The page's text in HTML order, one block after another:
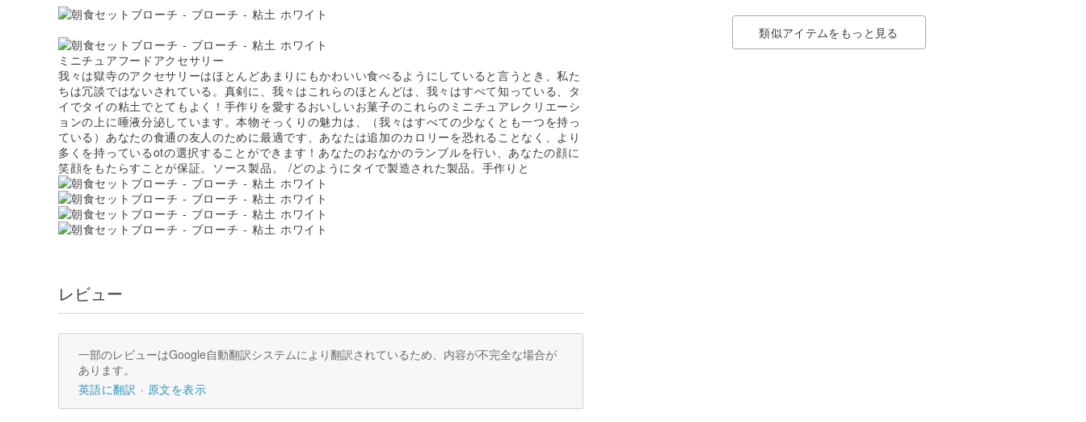
類似アイテムをもっと見る
ミニチュアフードアクセサリー
我々は獄寺のアクセサリーはほとんどあまりにもかわいい食べるようにしていると言うとき、私た
ちは冗談ではないされている。真剣に、我々はこれらのほとんどは、我々はすべて知っている、タ
イでタイの粘土でとてもよく！手作りを愛するおいしいお菓子のこれらのミニチュアレクリエーシ
ョンの上に唾液分泌しています。本物そっくりの魅力は、（我々はすべての少なくとも一つを持っ
ている）あなたの食通の友人のために最適です、あなたは追加のカロリーを恐れることなく、より
多くを持っているotの選択することができます！あなたのおなかのランブルを行い、あなたの顔に
笑顔をもたらすことが保証。ソース製品。 /どのようにタイで製造された製品。手作りと
レビュー
一部のレビューはGoogle自動翻訳システムにより翻訳されているため、内容が不完全な場合が
あります。
英語に翻訳
原文を表示